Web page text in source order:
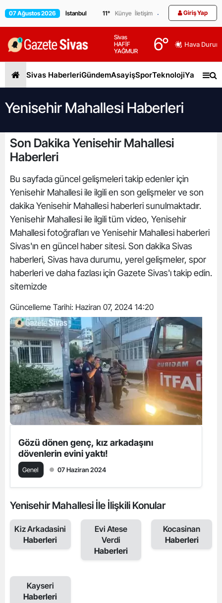
07 Ağustos 2026 11° Künye İletişim Giriş Yap
Sivas
HAFİF
YAĞMUR
6° Hava
Sivas HaberleriGündemAsayişSporTeknolojiYaşam
Yenisehir Mahallesi Haberleri
Son Dakika Yenisehir Mahallesi
Haberleri
Bu sayfada güncel gelişmeleri takip edenler için
Yenisehir Mahallesi ile ilgili en son gelişmeler ve son
dakika Yenisehir Mahallesi haberleri sunulmaktadır.
Yenisehir Mahallesi ile ilgili tüm video, Yenisehir
Mahallesi fotoğrafları ve Yenisehir Mahallesi haberleri
Sivas'ın en güncel haber sitesi. Son dakika Sivas
haberleri, Sivas hava durumu, yerel gelişmeler, spor
haberleri ve daha fazlası için Gazete Sivas'ı takip edin.
sitemizde
Güncelleme Tarihi: Haziran 07, 2024 14:20
Gözü dönen genç, kız arkadaşını
dövenlerin evini yaktı!
Genel 07 Haziran 2024
Yenisehir Mahallesi İle İlişkili Konular
Kiz Arkadasini
Haberleri
Evi Atese
Verdi
Haberleri
Kocasinan
Haberleri
Kayseri
Haberleri